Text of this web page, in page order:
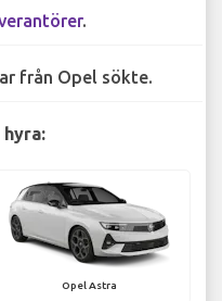
.
från Opel sökte.
Opel Astra